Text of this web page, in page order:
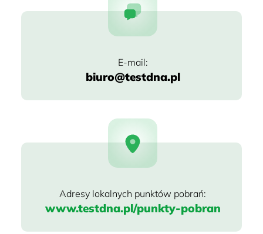
biuro@testdna.pl
www.testdna.pl/punkty-pobran